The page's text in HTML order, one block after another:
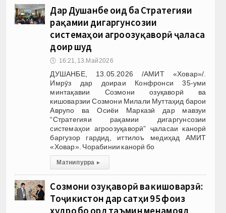
Дар Душанбе оид ба Стратегияи
рақамии дигаргунсозии
системаҳои агроозуқаворӣ ҷаласа
доир шуд
🕔 16:21, 13.Май 2026
ДУШАНБЕ, 13.05.2026 /АМИТ «Ховар»/.
Имрӯз дар доираи Конфронси 35-уми
минтақавии Созмони озуқаворӣ ва
кишоварзии Созмони Милали Муттаҳид барои
Аврупо ва Осиёи Марказӣ дар мавзуи
“Стратегияи рақамии дигаргунсозии
системаҳои агроозуқаворӣ” ҷаласаи канорӣ
баргузор гардид, иттилоъ медиҳад АМИТ
«Ховар». Чорабинии канорӣ бо
Матни пурра ▸
Созмони озуқаворӣ ва кишоварзӣ:
Тоҷикистон дар сатҳи 95 фоиз
худро бо орд таъмин менамояд